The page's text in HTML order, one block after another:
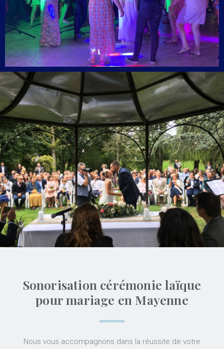
Sonorisation cérémonie laïque
pour mariage en Mayenne
Nous vous accompagnons dans la réussite de votre